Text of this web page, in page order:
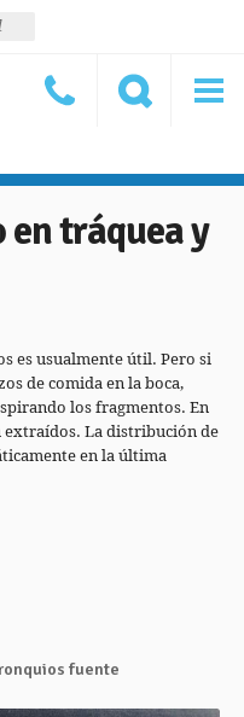
en tráquea y
es usualmente útil. Pero si
de comida en la boca,
los fragmentos. En
extraídos. La distribución de
en la última
fuente